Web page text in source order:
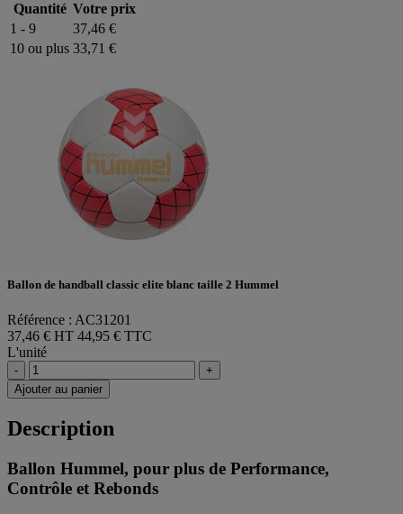
Quantité Votre prix
1 - 9
37,46 €
10 ou plus 33,71 €
Ballon de handball classic elite blanc taille 2 Hummel
Référence : AC31201
37,46 € HT 44,95 € TTC
L'unité
-
+
Ajouter au panier
Description
Ballon Hummel, pour plus de Performance,
Contrôle et Rebonds